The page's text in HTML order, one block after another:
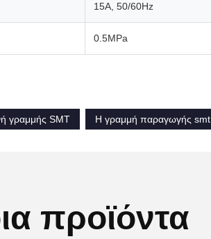
15A, 50/60Hz
0.5MPa
γραμμής SMT Η γραμμή παραγωγής smt
προϊόντα